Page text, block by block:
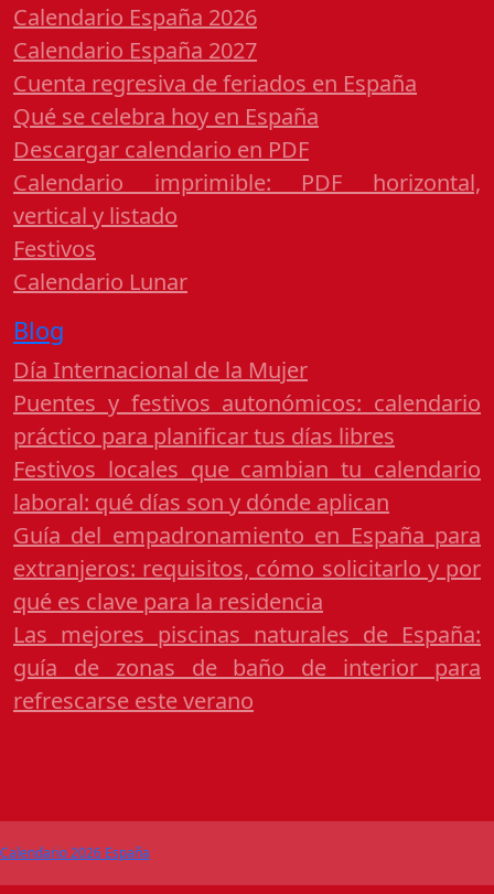
Calendario España 2026
Calendario España 2027
Cuenta regresiva de feriados en España
Qué se celebra hoy en España
Descargar calendario en PDF
Calendario imprimible: PDF horizontal,
vertical y listado
Festivos
Calendario Lunar
Blog
Día Internacional de la Mujer
Puentes y festivos autonómicos: calendario
práctico para planificar tus días libres
Festivos locales que cambian tu calendario
laboral: qué días son y dónde aplican
Guía del empadronamiento en España para
extranjeros: requisitos, cómo solicitarlo y por
qué es clave para la residencia
Las mejores piscinas naturales de España:
guía de zonas de baño de interior para
refrescarse este verano
Calendario 2026 España